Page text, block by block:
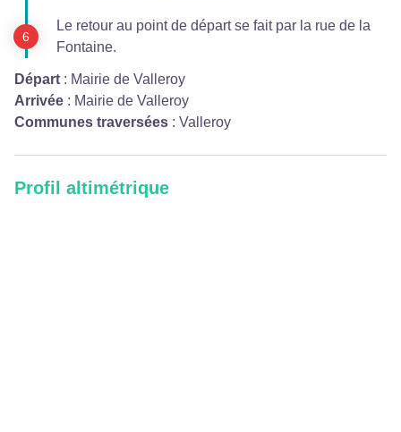
Le retour au point de départ se fait par la rue de la
Fontaine.
Départ : Mairie de Valleroy
Arrivée : Mairie de Valleroy
Communes traversées : Valleroy
Profil altimétrique